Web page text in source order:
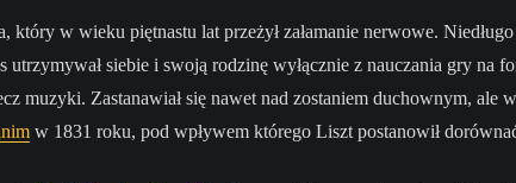
który w wieku piętnastu lat przeżył załamanie nerwowe.
utrzymywał siebie i swoją rodzinę wyłącznie z nauczania gry na
muzyki. Zastanawiał się nawet nad zostaniem duchownym, ale
w 1831 roku, pod wpływem którego Liszt postanowił